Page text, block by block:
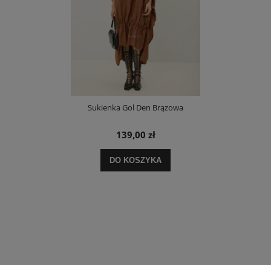
Sukienka Gol Den Brązowa
139,00 zł
DO KOSZYKA